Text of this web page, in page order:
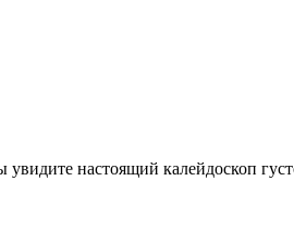
настоящий калейдоскоп